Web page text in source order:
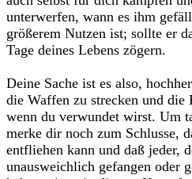
unterwerfen, wann es ihm
größerem Nutzen ist; sollte er
Tage deines Lebens zögern.
Deine Sache ist es also,
die Waffen zu strecken und die
wenn du verwundet wirst. Um
merke dir noch zum Schlusse,
entfliehen kann und daß jeder,
unausweichlich gefangen oder